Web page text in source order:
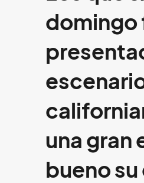
domingo
una gran
bueno